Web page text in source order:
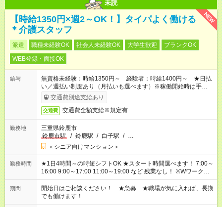
未読
NEW
【時給1350円×週2～OK！】タイパよく働ける
＊介護スタッフ
派遣 職種未経験OK 社会人未経験OK 大学生歓迎
ブランクOK
WEB登録・面接OK
給与
無資格未経験：時給1350円～ 経験者：時給1400円～ ★日払
い／週払い制度あり（月払いも選べます）※稼働開始時は手続き
完了次第のお支払いとなります。
交通費別途支給あり
交通費 交通費全額支給※規定有
勤務地
三重県鈴鹿市
鈴鹿市駅
/ 鈴鹿駅 / 白子駅 / …
＜シニア向けマンション＞
勤務時間
★1日4時間～の時短シフトOK ★スタート時間選べます！ 7:00～
16:00 9:00～17:00 11:00～19:00 など 残業なし！ ※Wワークの
場合、他のお仕事と合わせ週40時間超の就業はご案内できませ
ん ※法令に基づき、週20時間以上勤務は社会保険への加入対象
となります ※労働者派遣法（日雇い派遣の原則禁止）により、
短時間・短期間の就業はご案内が難しい場合があります
期間
開始日はご相談ください！ ★急募 ★職場が気に入れば、長期
でも働けます！